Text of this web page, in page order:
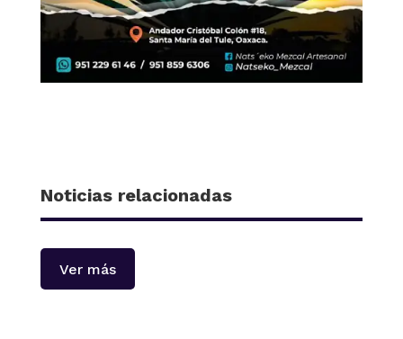
Noticias relacionadas
Ver más